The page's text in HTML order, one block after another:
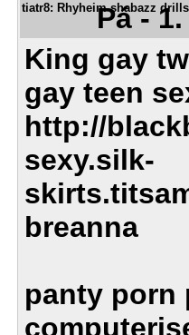
tiatr8: Rhyheim shabazz
Pá -
King gay
gay teen
http://
sexy.silk-
breanna
panty porn